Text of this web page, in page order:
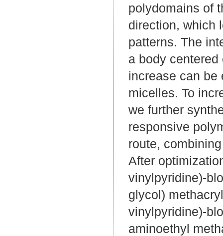
polydomains of
direction, which
patterns. The
a body
increase can be
micelles. To
we further
responsive
route,
After
vinylpyridine)-
glycol)
vinylpyridine)-
aminoethyl